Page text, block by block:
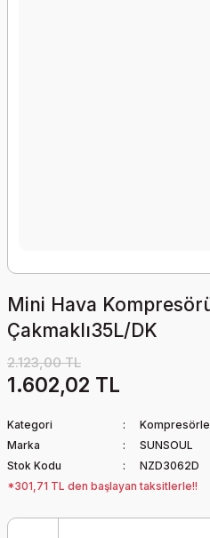
Mini Hava
Çakmaklı35L/DK
2.123,00 TL
1.602,02 TL
Kategori
Marka
SUNSOUL
Stok Kodu
NZD3062D
*301,71 TL den başlayan taksitlerle!!